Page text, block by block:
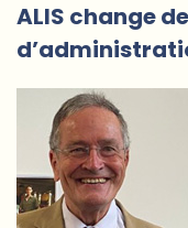
ALIS change